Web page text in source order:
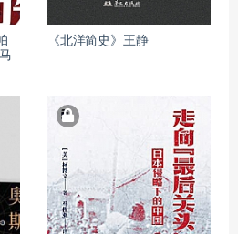
《北洋简史》王静